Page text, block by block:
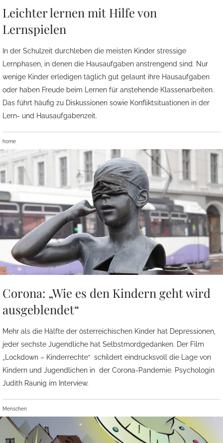
Leichter lernen mit Hilfe von
Lernspielen
In der Schulzeit durchleben die meisten Kinder stressige
Lernphasen, in denen die Hausaufgaben anstrengend sind. Nur
wenige Kinder erledigen täglich gut gelaunt ihre Hausaufgaben
oder haben Freude beim Lernen für anstehende Klassenarbeiten.
Das führt häufig zu Diskussionen sowie Konfliktsituationen in der
Lern- und Hausaufgabenzeit.
home
Corona: „Wie es den Kindern geht wird
ausgeblendet“
Mehr als die Hälfte der österreichischen Kinder hat Depressionen,
jeder sechste Jugendliche hat Selbstmordgedanken. Der Film
„Lockdown – Kinderrechte“ schildert eindrucksvoll die Lage von
Kindern und Jugendlichen in der Corona-Pandemie. Psychologin
Judith Raunig im Interview.
Menschen